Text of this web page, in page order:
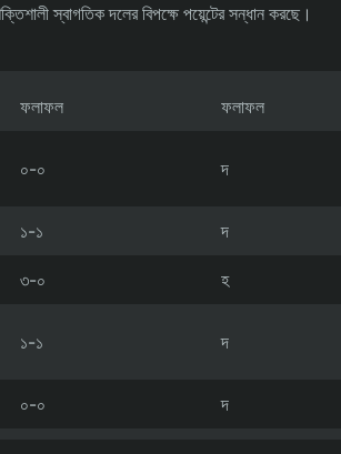
স্বাগতিক দলের বিপক্ষে পয়েন্টের সন্ধান করছে।
ফলাফল ফলাফল
০-০ দ
১-১ দ
৩-০ হ
১-১ দ
০-০ দ